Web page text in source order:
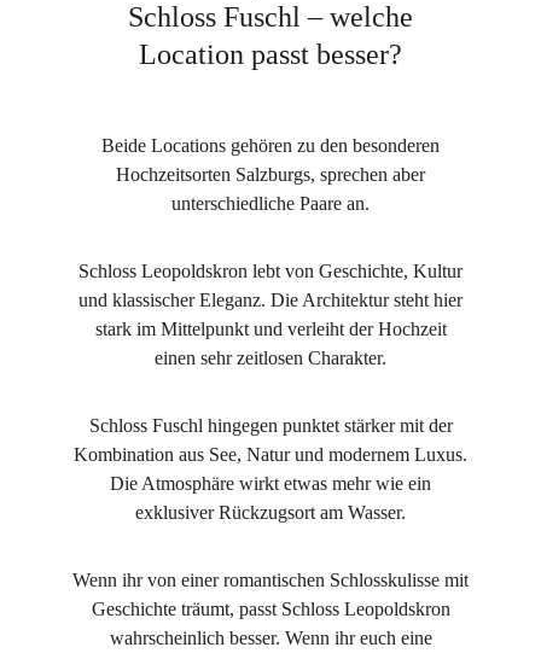
Schloss Fuschl – welche
Location passt besser?
Beide Locations gehören zu den besonderen
Hochzeitsorten Salzburgs, sprechen aber
unterschiedliche Paare an.
Schloss Leopoldskron lebt von Geschichte, Kultur
und klassischer Eleganz. Die Architektur steht hier
stark im Mittelpunkt und verleiht der Hochzeit
einen sehr zeitlosen Charakter.
Schloss Fuschl hingegen punktet stärker mit der
Kombination aus See, Natur und modernem Luxus.
Die Atmosphäre wirkt etwas mehr wie ein
exklusiver Rückzugsort am Wasser.
Wenn ihr von einer romantischen Schlosskulisse mit
Geschichte träumt, passt Schloss Leopoldskron
wahrscheinlich besser. Wenn ihr euch eine